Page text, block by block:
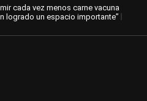
cada vez menos carne vacuna
logrado un espacio importante” |